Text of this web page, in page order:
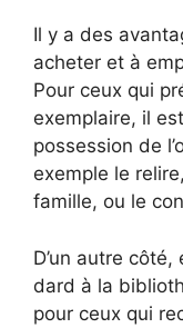
Il y a des
acheter et à
Pour ceux qui
exemplaire, il
possession de
exemple le
famille, ou le
D’un autre
dard à la
pour ceux qui